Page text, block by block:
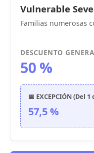
Vulnerable
Familias numerosas
DESCUENTO
50 %
📅 EXCEPCIÓN (Del
57,5 %